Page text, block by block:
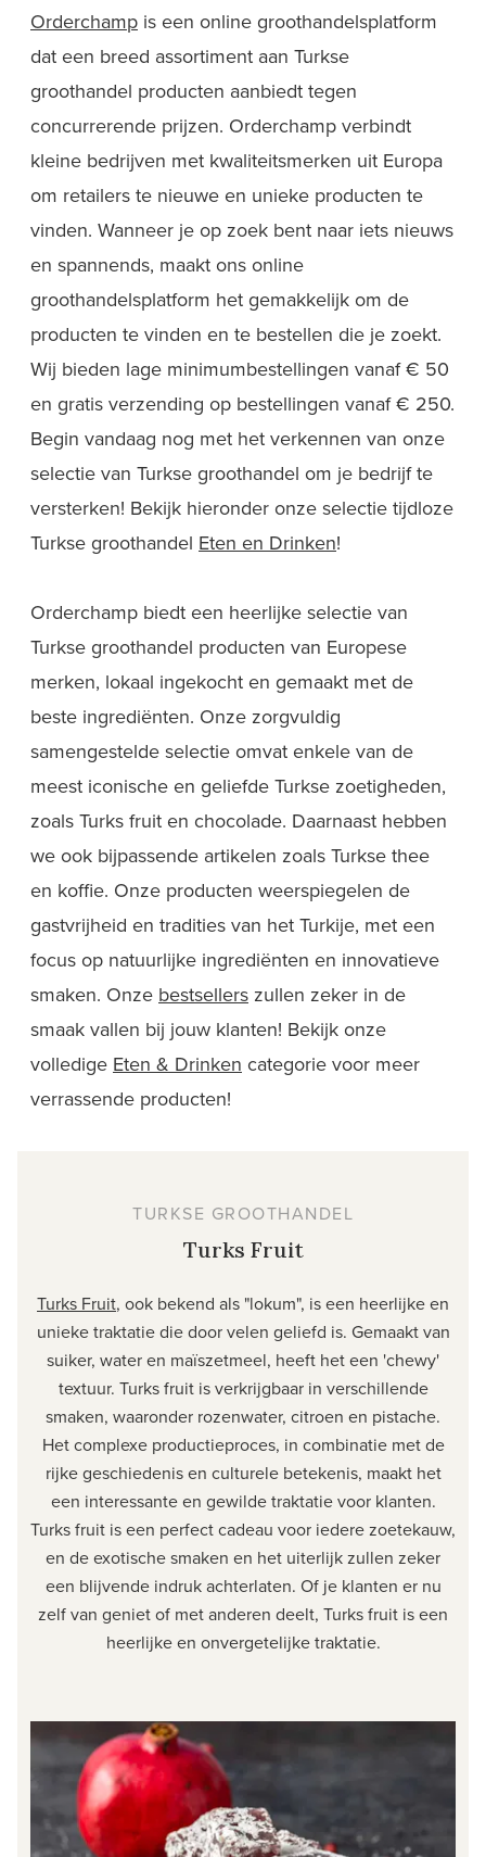
Orderchamp is een online groothandelsplatform
dat een breed assortiment aan Turkse
groothandel producten aanbiedt tegen
concurrerende prijzen. Orderchamp verbindt
kleine bedrijven met kwaliteitsmerken uit Europa
om retailers te nieuwe en unieke producten te
vinden. Wanneer je op zoek bent naar iets nieuws
en spannends, maakt ons online
groothandelsplatform het gemakkelijk om de
producten te vinden en te bestellen die je zoekt.
Wij bieden lage minimumbestellingen vanaf € 50
en gratis verzending op bestellingen vanaf € 250.
Begin vandaag nog met het verkennen van onze
selectie van Turkse groothandel om je bedrijf te
versterken! Bekijk hieronder onze selectie tijdloze
Turkse groothandel Eten en Drinken!
Orderchamp biedt een heerlijke selectie van
Turkse groothandel producten van Europese
merken, lokaal ingekocht en gemaakt met de
beste ingrediënten. Onze zorgvuldig
samengestelde selectie omvat enkele van de
meest iconische en geliefde Turkse zoetigheden,
zoals Turks fruit en chocolade. Daarnaast hebben
we ook bijpassende artikelen zoals Turkse thee
en koffie. Onze producten weerspiegelen de
gastvrijheid en tradities van het Turkije, met een
focus op natuurlijke ingrediënten en innovatieve
smaken. Onze bestsellers zullen zeker in de
smaak vallen bij jouw klanten! Bekijk onze
volledige Eten & Drinken categorie voor meer
verrassende producten!
TURKSE GROOTHANDEL
Turks Fruit
Turks Fruit, ook bekend als "lokum", is een heerlijke en
unieke traktatie die door velen geliefd is. Gemaakt van
suiker, water en maïszetmeel, heeft het een 'chewy'
textuur. Turks fruit is verkrijgbaar in verschillende
smaken, waaronder rozenwater, citroen en pistache.
Het complexe productieproces, in combinatie met de
rijke geschiedenis en culturele betekenis, maakt het
een interessante en gewilde traktatie voor klanten.
Turks fruit is een perfect cadeau voor iedere zoetekauw,
en de exotische smaken en het uiterlijk zullen zeker
een blijvende indruk achterlaten. Of je klanten er nu
zelf van geniet of met anderen deelt, Turks fruit is een
heerlijke en onvergetelijke traktatie.